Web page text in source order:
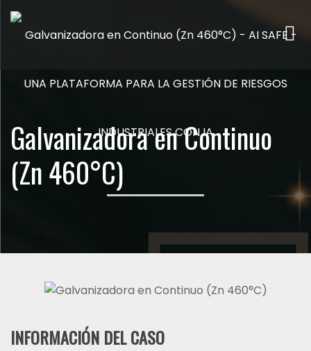
Galvanizadora en Continuo
(Zn 460°C)
INFORMACIÓN DEL CASO